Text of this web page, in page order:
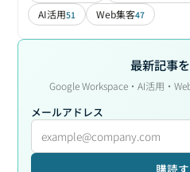
AI活用51 Web集客47
最新記事
Google Workspace・AI活用・
メールアドレス